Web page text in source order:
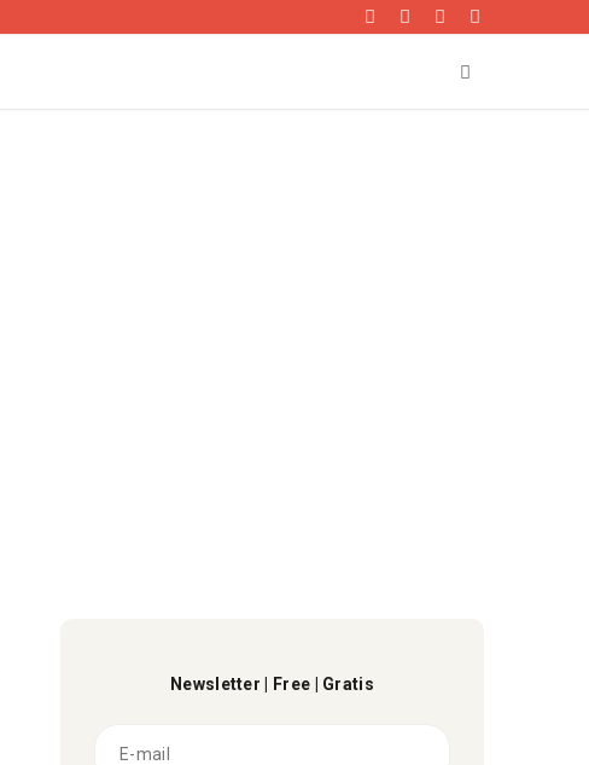
Newsletter | Free | Gratis